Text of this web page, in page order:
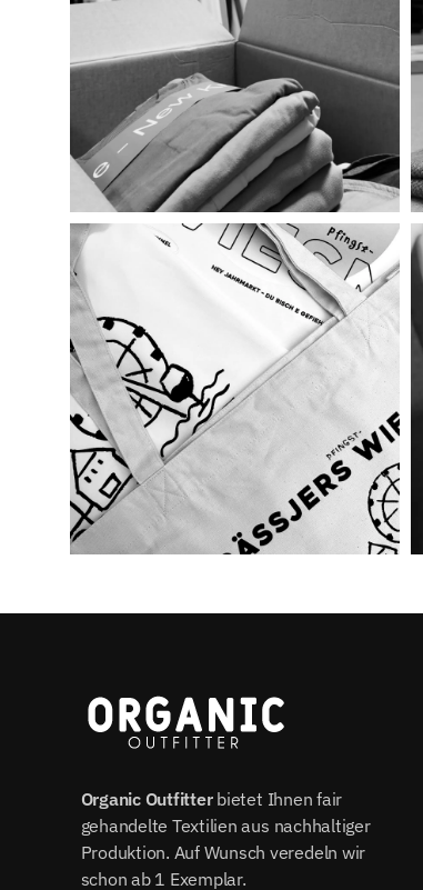
Organic Outfitterbietet Ihnen fair
gehandelte Textilien aus nachhaltiger
Produktion. Auf Wunsch veredeln wir
schon ab 1 Exemplar.